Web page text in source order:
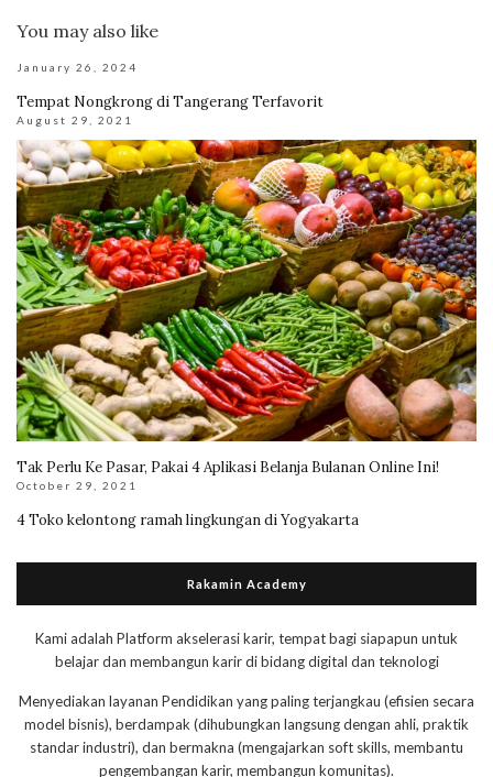
You may also like
January 26, 2024
Tempat Nongkrong di Tangerang Terfavorit
August 29, 2021
Tak Perlu Ke Pasar, Pakai 4 Aplikasi Belanja Bulanan Online Ini!
October 29, 2021
4 Toko kelontong ramah lingkungan di Yogyakarta
Rakamin Academy
Kami adalah Platform akselerasi karir, tempat bagi siapapun untuk
belajar dan membangun karir di bidang digital dan teknologi
Menyediakan layanan Pendidikan yang paling terjangkau (efisien secara
model bisnis), berdampak (dihubungkan langsung dengan ahli, praktik
standar industri), dan bermakna (mengajarkan soft skills, membantu
pengembangan karir, membangun komunitas).